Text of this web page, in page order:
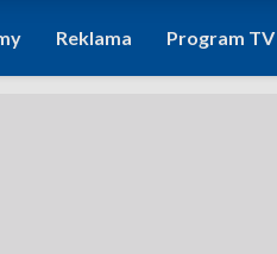
Reklama Program TV